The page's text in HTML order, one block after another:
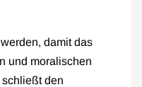
damit das
und moralischen
den